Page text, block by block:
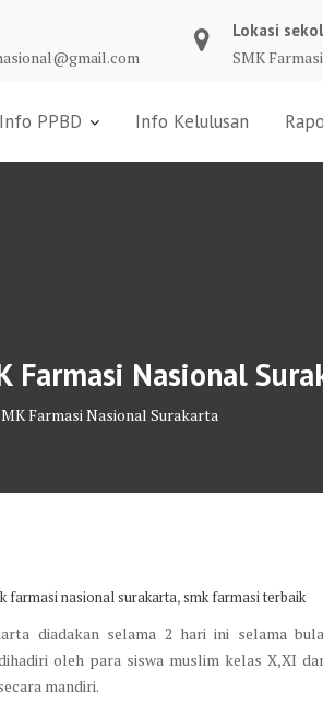
Lokasi
SMK
Info PPBD Info Kelulusan
Farmasi Nasional
Farmasi Nasional Surakarta
farmasi nasional surakarta,smk farmasi terbaik
diadakan selama 2 hari ini selama
oleh para siswa muslim kelas X,XI
mandiri.